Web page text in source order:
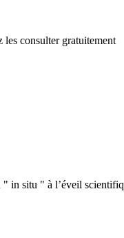
consulter gratuitement
in situ " à l’éveil